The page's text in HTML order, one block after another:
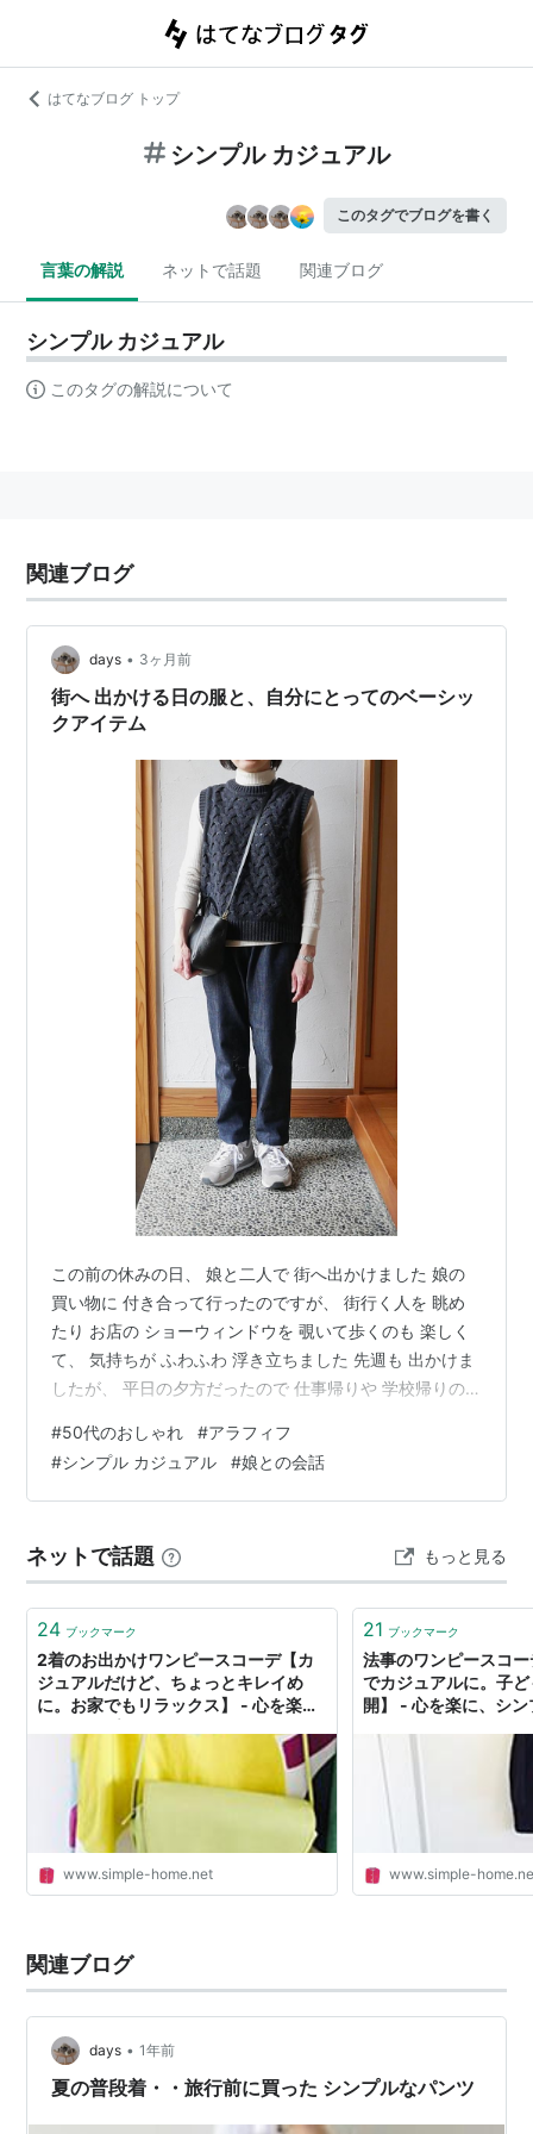
はてなブログ トップ
シンプル カジュアル
このタグでブログを書く
言葉の解説 ネットで話題 関連ブログ
シンプル カジュアル
このタグの解説について
関連ブログ
days • 3ヶ月前
街へ 出かける日の服と、自分にとってのベーシッ
クアイテム
この前の休みの日、 娘と二人で 街へ出かけました 娘の
買い物に 付き合って行ったのですが、 街行く人を 眺め
たり お店の ショーウィンドウを 覗いて歩くのも 楽しく
て、 気持ちが ふわふわ 浮き立ちました 先週も 出かけま
したが、 平日の夕方だったので 仕事帰りや 学校帰りの
自由な雰囲気 観光客も 多いので、 ワクワクした 空気が
こっちまで 溢れているのかも たっぷり 歩いて、 美味し
い ジェラートも 食べてきました ＾＾ 気になる フレーバ
合わせに 一捻りあって 毎回 新しい美味し…
#50代のおしゃれ #アラフィフ
#シンプル カジュアル #娘との会話
ネットで話題 もっと見る
24 ブックマーク
2着のお出かけワンピースコーデ【カ
ジュアルだけど、ちょっとキレイめ
に。お家でもリラックス】 - 心を楽
www.simple-home.net
21 ブックマーク
法事のワンピースコ
でカジュアルに。子
開】 - 心を楽に、シ
www.simple-
関連ブログ
days • 1年前
夏の普段着・・旅行前に買った シンプルなパンツ